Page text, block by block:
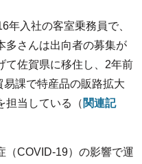
入社の客室乗務員で、
多さんは出向者の募集が
て佐賀県に移住し、2年前
課で特産品の販路拡大
担当している（ 関連記
COVID-19）の影響で運